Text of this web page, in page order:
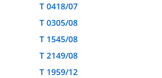
T 0418/07
T 0305/08
T 1545/08
T 2149/08
T 1959/12